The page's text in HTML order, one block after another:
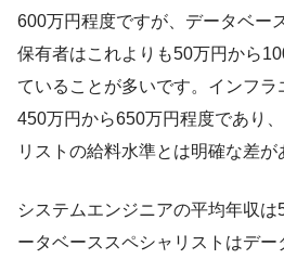
600万円程度ですが、データベー
保有者はこれよりも50万円から
ていることが多いです。インフ
450万円から650万円程度であり
リストの給料水準とは明確な差が
システムエンジニアの平均年収
ータベーススペシャリストはデ